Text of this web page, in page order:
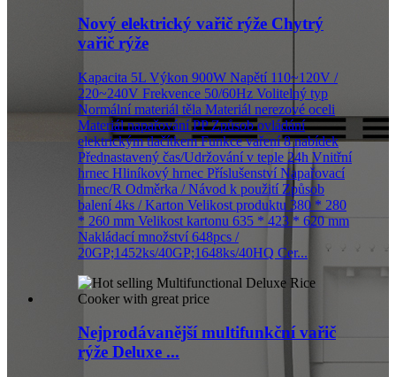
Nový elektrický vařič rýže Chytrý
vařič rýže
Kapacita 5L Výkon 900W Napětí 110~120V /
220~240V Frekvence 50/60Hz Volitelný typ
Normální materiál těla Materiál nerezové oceli
Materiál napařování PP Způsob ovládání
elektrickým tlačítkem Funkce vaření 8 nabídek
Přednastavený čas/Udržování v teple 24h Vnitřní
hrnec Hliníkový hrnec Příslušenství Napařovací
hrnec/R Odměrka / Návod k použití Způsob
balení 4ks / Karton Velikost produktu 380 * 280
* 260 mm Velikost kartonu 635 * 423 * 620 mm
Nakládací množství 648pcs /
20GP;1452ks/40GP;1648ks/40HQ Cer...
Nejprodávanější multifunkční vařič
rýže Deluxe ...